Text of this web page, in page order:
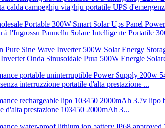
calda campeghju viaghju portatile UPS
l'Ingrossu Pannellu Solare Intelligente Portatile
Onda Sinusoidale Pura 500W Energie
interruzzione portatile d'alta prestazione ...
d'alta prestazione 103450 2000mAh 3...